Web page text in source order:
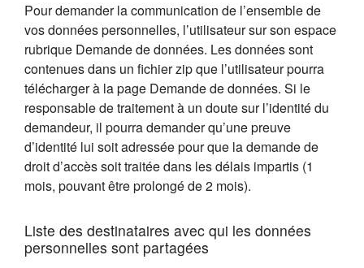
Pour demander la communication de l’ensemble de
vos données personnelles, l’utilisateur sur son espace
rubrique Demande de données. Les données sont
contenues dans un fichier zip que l’utilisateur pourra
télécharger à la page Demande de données. Si le
responsable de traitement à un doute sur l’identité du
demandeur, il pourra demander qu’une preuve
d’identité lui soit adressée pour que la demande de
droit d’accès soit traitée dans les délais impartis (1
mois, pouvant être prolongé de 2 mois).
Liste des destinataires avec qui les données
personnelles sont partagées